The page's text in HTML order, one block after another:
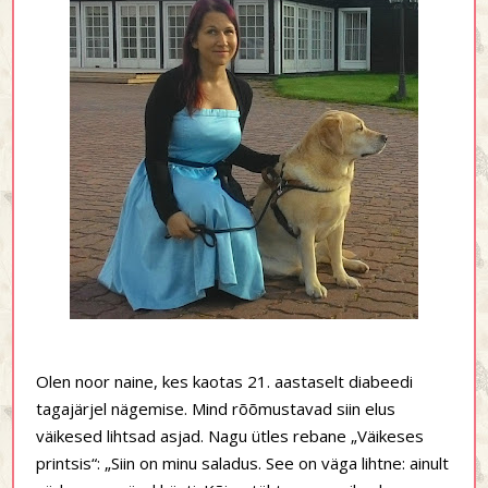
Olen noor naine, kes kaotas 21. aastaselt diabeedi
tagajärjel nägemise. Mind rõõmustavad siin elus
väikesed lihtsad asjad. Nagu ütles rebane „Väikeses
printsis“: „Siin on minu saladus. See on väga lihtne: ainult